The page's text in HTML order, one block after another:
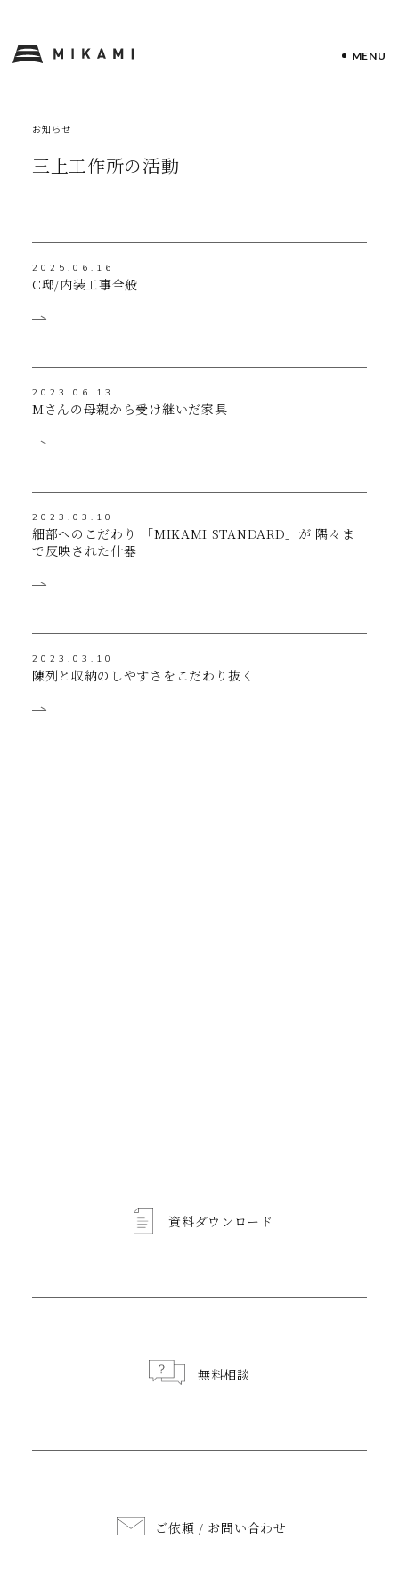
MENU
お知らせ
三上工作所の活動
2025.06.16
C邸/内装工事全般
2023.06.13
Mさんの母親から受け継いだ家具
2023.03.10
細部へのこだわり 「MIKAMI STANDARD」が 隅々ま
で反映された什器
2023.03.10
陳列と収納のしやすさをこだわり抜く
資料ダウンロード
無料相談
ご依頼 / お問い合わせ